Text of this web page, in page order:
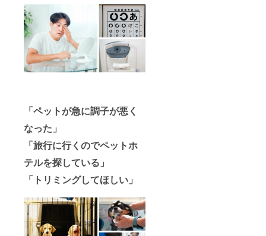
「ペットが急に調子が悪く
なった」
「旅行に行くのでペットホ
テルを探している」
「トリミングしてほしい」